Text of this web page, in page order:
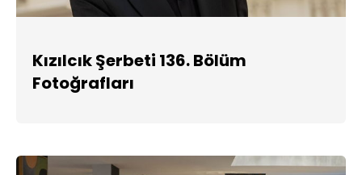
Kızılcık Şerbeti 136. Bölüm
Fotoğrafları